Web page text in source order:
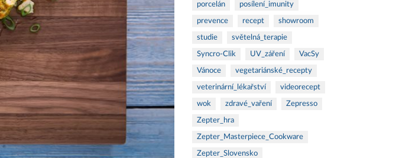
porcelán posílení_imunity
prevence recept showroom
studie světelná_terapie
Syncro-Clik UV_záření VacSy
Vánoce vegetariánské_recepty
veterinární_lékařství videorecept
wok zdravé_vaření Zepresso
Zepter_hra
Zepter_Masterpiece_Cookware
Zepter_Slovensko